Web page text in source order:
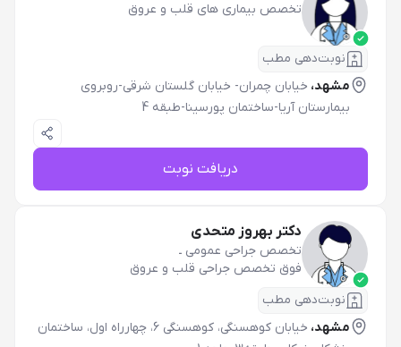
تخصص بیماری های قلب و عروق
نوبت‌دهی مطب
مشهد، خیابان چمران- خیابان گلستان شرقی-روبروی
بیمارستان آریا-ساختمان پورسینا-طبقه 4
دریافت نوبت
دکتر بهروز متحدی
تخصص جراحی عمومی ـ
فوق تخصص جراحی قلب و عروق
نوبت‌دهی مطب
مشهد،
خیابان کوهسنگی، کوهسنگی 6، چهارراه اول، ساختمان